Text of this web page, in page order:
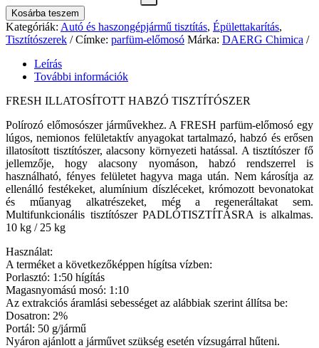
Kosárba teszem
Kategóriák: Autó és haszongépjármű tisztítás, Épülettakarítás,
Tisztítószerek
Címke: parfüm-előmosó Márka: DAERG Chimica
Leírás
További információk
FRESH ILLATOSÍTOTT HABZÓ TISZTÍTÓSZER
Polírozó előmosószer járművekhez. A FRESH parfüm-előmosó egy
lúgos, nemionos felületaktív anyagokat tartalmazó, habzó és erősen
illatosított tisztítószer, alacsony környezeti hatással. A tisztítószer fő
jellemzője, hogy alacsony nyomáson, habzó rendszerrel is
használható, fényes felületet hagyva maga után. Nem károsítja az
ellenálló festékeket, alumínium díszléceket, krómozott bevonatokat
és műanyag alkatrészeket, még a regeneráltakat sem.
Multifunkcionális tisztítószer PADLÓTISZTÍTÁSRA is alkalmas.
10 kg / 25 kg
Használat:
A terméket a következőképpen hígítsa vízben:
Porlasztó: 1:50 hígítás
Magasnyomású mosó: 1:10
Az extrakciós áramlási sebességet az alábbiak szerint állítsa be:
Dosatron: 2%
Portál: 50 g/jármű
Nyáron ajánlott a járművet szükség esetén vízsugárral hűteni.